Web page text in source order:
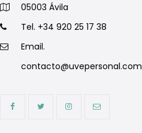
05003 Ávila
Tel. +34 920 25 17 38
Email.
contacto@uvepersonal.com